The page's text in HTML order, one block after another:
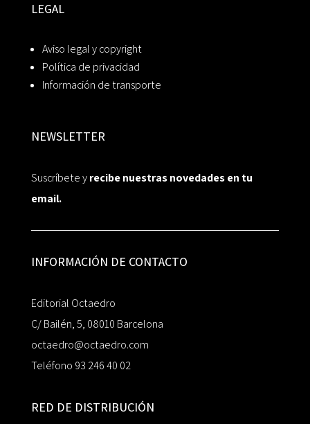
LEGAL
Aviso legal y copyright
Política de privacidad
Información de transporte
NEWSLETTER
Suscríbete yrecibe nuestras novedades en tu
email.
INFORMACIÓN DE CONTACTO
Editorial Octaedro
C/ Bailén, 5, 08010 Barcelona
octaedro@octaedro.com
Teléfono 93 246 40 02
RED DE DISTRIBUCIÓN